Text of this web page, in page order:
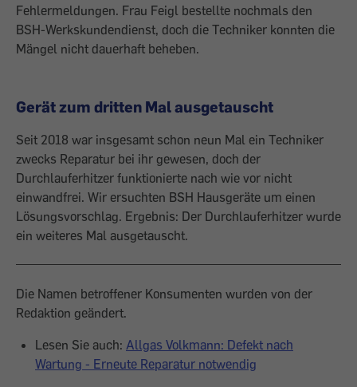
Fehlermeldungen. Frau Feigl bestellte nochmals den
BSH-Werkskundendienst, doch die Techniker konnten die
Mängel nicht dauerhaft beheben.
Gerät zum dritten Mal ausgetauscht
Seit 2018 war insgesamt schon neun Mal ein Techniker
zwecks Reparatur bei ihr gewesen, doch der
Durchlauferhitzer funktionierte nach wie vor nicht
einwandfrei. Wir ersuchten BSH Hausgeräte um einen
Lösungsvorschlag. Ergebnis: Der Durchlauferhitzer wurde
ein weiteres Mal ausgetauscht.
Die Namen betroffener Konsumenten wurden von der
Redaktion geändert.
Lesen Sie auch: Allgas Volkmann: Defekt nach
Wartung - Erneute Reparatur notwendig